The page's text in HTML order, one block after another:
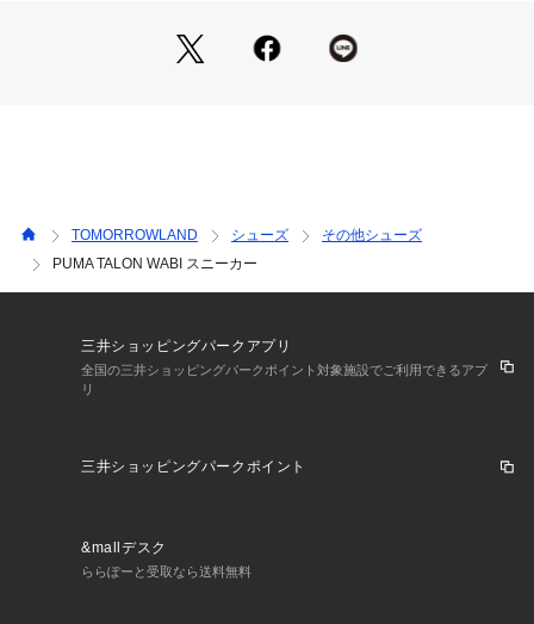
スポーツ用品からシューズ、スポーツウェア、ファッションア
イテムなど幅広いジャンルで製造から販売までしている。
※商品の色味は、商品単体または素材アップ画像をご確認くだ
さい
店舗にお問い合わせの際は、下記の商品番号をお申し付けくだ
※包装紙破損、箱破損につきましては商品に不良が無い場合に
19 ブラック：01
TOMORROWLAND シューズ
その他シューズ
PUMA TALON WABI スニーカー
三井ショッピングパークアプリ
全国の三井ショッピングパークポイント対象施設でご利用できるアプ
リ
三井ショッピングパークポイント
&mallデスク
ららぽーと受取なら送料無料